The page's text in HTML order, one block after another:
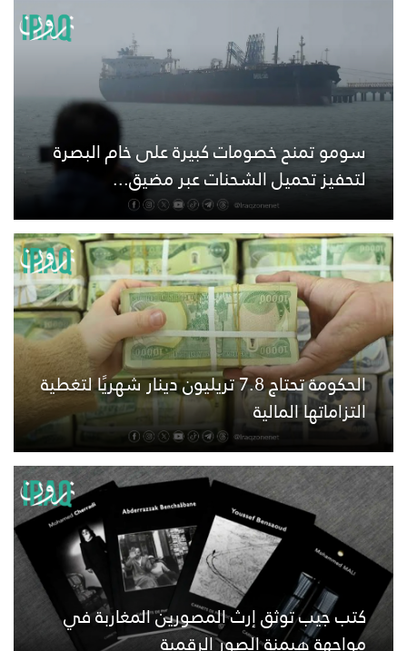
سومو تمنح خصومات كبيرة على خام البصرة
لتحفيز تحميل الشحنات عبر مضيق...
الحكومة تحتاج 7.8 تريليون دينار شهريًا لتغطية
التزاماتها المالية
كتب جيب توثق إرث المصورين المغاربة في
مواجهة هيمنة الصور الرقمية